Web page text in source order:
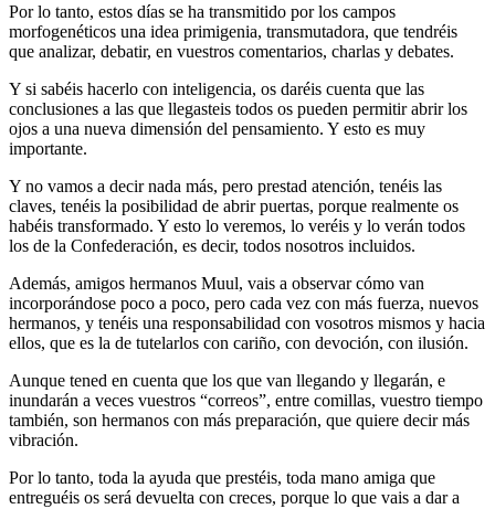
Por lo tanto, estos días se ha transmitido por los campos
morfogenéticos una idea primigenia, transmutadora, que tendréis
que analizar, debatir, en vuestros comentarios, charlas y debates.
Y si sabéis hacerlo con inteligencia, os daréis cuenta que las
conclusiones a las que llegasteis todos os pueden permitir abrir los
ojos a una nueva dimensión del pensamiento. Y esto es muy
importante.
Y no vamos a decir nada más, pero prestad atención, tenéis las
claves, tenéis la posibilidad de abrir puertas, porque realmente os
habéis transformado. Y esto lo veremos, lo veréis y lo verán todos
los de la Confederación, es decir, todos nosotros incluidos.
Además, amigos hermanos Muul, vais a observar cómo van
incorporándose poco a poco, pero cada vez con más fuerza, nuevos
hermanos, y tenéis una responsabilidad con vosotros mismos y hacia
ellos, que es la de tutelarlos con cariño, con devoción, con ilusión.
Aunque tened en cuenta que los que van llegando y llegarán, e
inundarán a veces vuestros “correos”, entre comillas, vuestro tiempo
también, son hermanos con más preparación, que quiere decir más
vibración.
Por lo tanto, toda la ayuda que prestéis, toda mano amiga que
entreguéis os será devuelta con creces, porque lo que vais a dar a